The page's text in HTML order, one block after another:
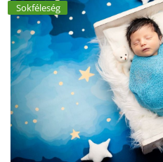
Sokféleség